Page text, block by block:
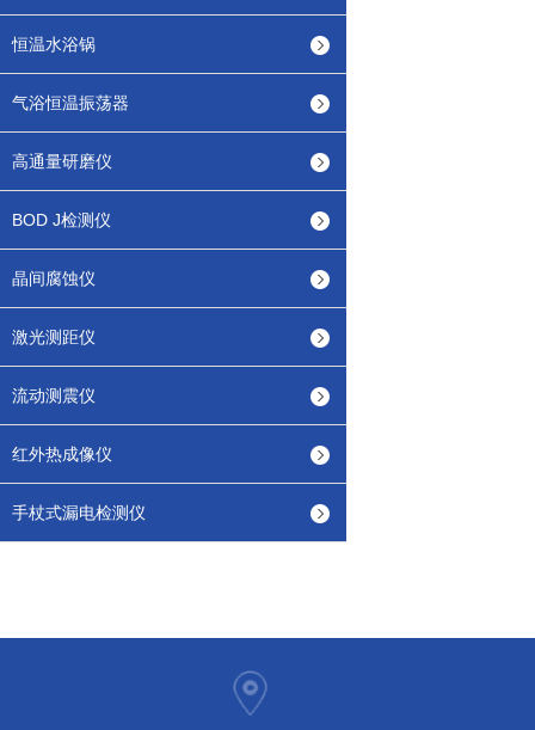
恒温水浴锅
气浴恒温振荡器
高通量研磨仪
BOD J检测仪
晶间腐蚀仪
激光测距仪
流动测震仪
红外热成像仪
手杖式漏电检测仪